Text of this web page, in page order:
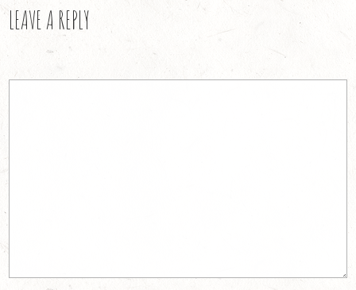
LEAVE A REPLY